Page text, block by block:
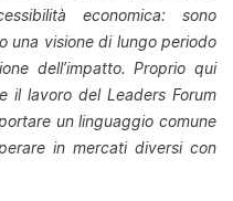
economica: sono
una visione di lungo periodo
dell’impatto. Proprio qui
il lavoro del Leaders Forum
un linguaggio comune
in mercati diversi con